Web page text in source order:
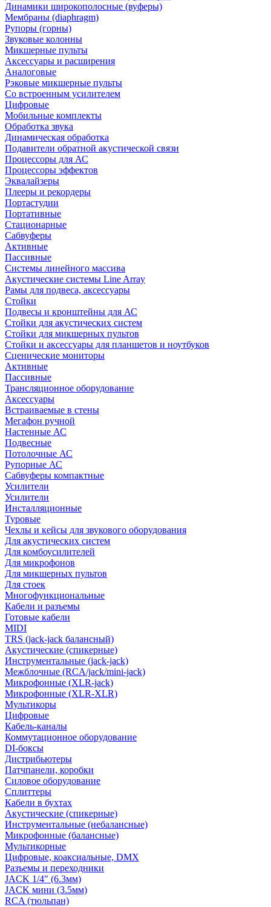
Динамики широкополосные (вуферы)
Мембраны (diaphragm)
Рупоры (горны)
Звуковые колонны
Микшерные пульты
Аксессуары и расширения
Аналоговые
Рэковые микшерные пульты
Со встроенным усилителем
Цифровые
Мобильные комплекты
Обработка звука
Динамическая обработка
Подавители обратной акустической связи
Процессоры для АС
Процессоры эффектов
Эквалайзеры
Плееры и рекордеры
Портастудии
Портативные
Стационарные
Сабвуферы
Активные
Пассивные
Системы линейного массива
Акустические системы Line Array
Рамы для подвеса, аксессуары
Стойки
Подвесы и кронштейны для АС
Стойки для акустических систем
Стойки для микшерных пультов
Стойки и аксессуары для планшетов и ноутбуков
Сценические мониторы
Активные
Пассивные
Трансляционное оборудование
Аксессуары
Встраиваемые в стены
Мегафон ручной
Настенные АС
Подвесные
Потолочные АС
Рупорные АС
Сабвуферы компактные
Усилители
Усилители
Инсталляционные
Туровые
Чехлы и кейсы для звукового оборудования
Для акустических систем
Для комбоусилителей
Для микрофонов
Для микшерных пультов
Для стоек
Многофункциональные
Кабели и разъемы
Готовые кабели
MIDI
TRS (jack-jack балансный)
Акустические (спикерные)
Инструментальные (jack-jack)
Межблочные (RCA/jack/mini-jack)
Микрофонные (XLR-jack)
Микрофонные (XLR-XLR)
Мультикоры
Цифровые
Кабель-каналы
Коммутационное оборудование
DI-боксы
Дистрибьютеры
Патчпанели, коробки
Силовое оборудование
Сплиттеры
Кабели в бухтах
Акустические (спикерные)
Инструментальные (небалансные)
Микрофонные (балансные)
Мультикорные
Цифровые, коаксиальные, DMX
Разъемы и переходники
JACK 1/4" (6.3мм)
JACK мини (3.5мм)
RCA (тюльпан)